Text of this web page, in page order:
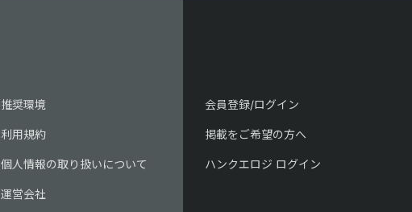
推奨環境
利用規約
個人情報の取り扱いについて
運営会社
会員登録/ログイン
掲載をご希望の方へ
ハンクエロジ ログイン